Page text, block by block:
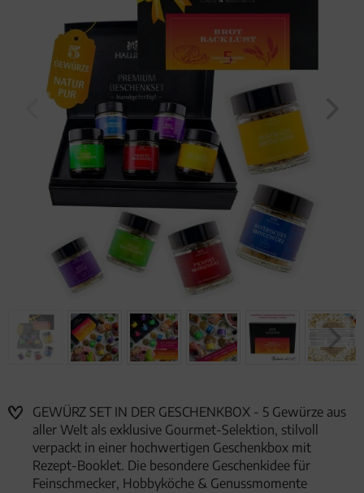
GEWÜRZ SET IN DER GESCHENKBOX - 5 Gewürze aus
aller Welt als exklusive Gourmet-Selektion, stilvoll
verpackt in einer hochwertigen Geschenkbox mit
Rezept-Booklet. Die besondere Geschenkidee für
Feinschmecker, Hobbyköche & Genussmomente
Geburtstag